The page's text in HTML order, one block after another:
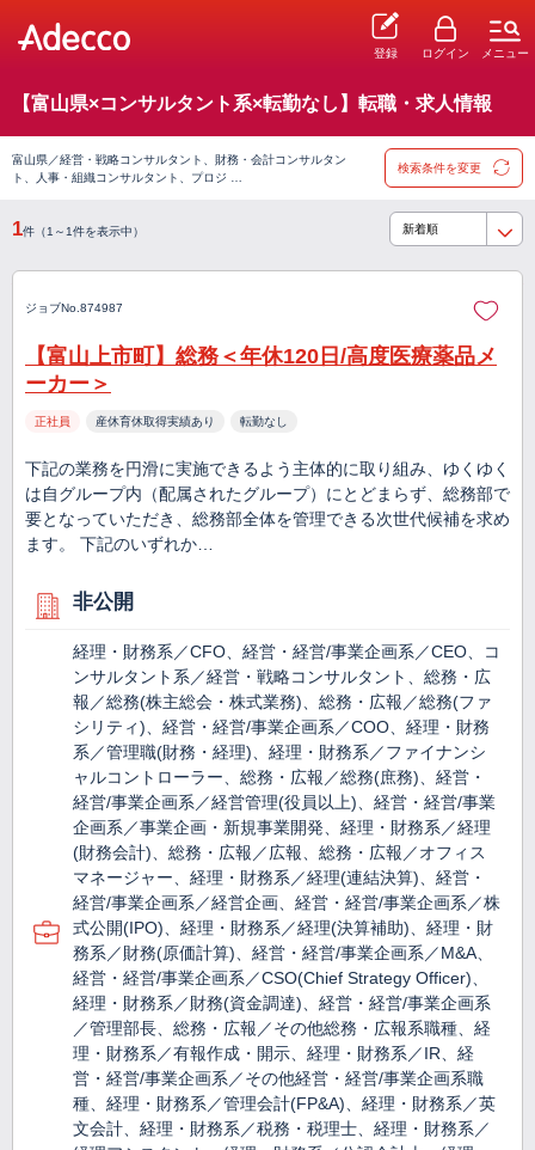
登録 ログイン メニュー
【富山県×コンサルタント系×転勤なし】転職・求人情報
富山県／経営・戦略コンサルタント、財務・会計コンサルタン
ト、人事・組織コンサルタント、プロジ …
検索条件を変更
1件（1～1件を表示中）
ジョブNo.874987
【富山上市町】総務＜年休120日/高度医療薬品メ
ーカー＞
正社員 産休育休取得実績あり 転勤なし
下記の業務を円滑に実施できるよう主体的に取り組み、ゆくゆく
は自グループ内（配属されたグループ）にとどまらず、総務部で
要となっていただき、総務部全体を管理できる次世代候補を求め
ます。 下記のいずれか…
非公開
経理・財務系／CFO、経営・経営/事業企画系／CEO、コ
ンサルタント系／経営・戦略コンサルタント、総務・広
報／総務(株主総会・株式業務)、総務・広報／総務(ファ
シリティ)、経営・経営/事業企画系／COO、経理・財務
系／管理職(財務・経理)、経理・財務系／ファイナンシ
ャルコントローラー、総務・広報／総務(庶務)、経営・
経営/事業企画系／経営管理(役員以上)、経営・経営/事業
企画系／事業企画・新規事業開発、経理・財務系／経理
(財務会計)、総務・広報／広報、総務・広報／オフィス
マネージャー、経理・財務系／経理(連結決算)、経営・
経営/事業企画系／経営企画、経営・経営/事業企画系／株
式公開(IPO)、経理・財務系／経理(決算補助)、経理・財
務系／財務(原価計算)、経営・経営/事業企画系／M&A、
経営・経営/事業企画系／CSO(Chief Strategy Officer)、
経理・財務系／財務(資金調達)、経営・経営/事業企画系
／管理部長、総務・広報／その他総務・広報系職種、経
理・財務系／有報作成・開示、経理・財務系／IR、経
営・経営/事業企画系／その他経営・経営/事業企画系職
種、経理・財務系／管理会計(FP&A)、経理・財務系／英
文会計、経理・財務系／税務・税理士、経理・財務系／